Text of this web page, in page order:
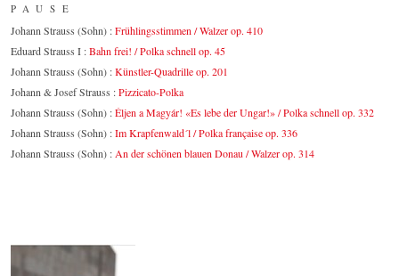
PAUSE
Johann Strauss (Sohn) :Frühlingsstimmen / Walzer op. 410
Eduard Strauss I :Bahn frei! / Polka schnell op. 45
Johann Strauss (Sohn) :Künstler-Quadrille op. 201
Johann & Josef Strauss :Pizzicato-Polka
Johann Strauss (Sohn) :Éljen a Magyár! «Es lebe der Ungar!» / Polka schnell op. 332
Johann Strauss (Sohn) :Im Krapfenwald´l / Polka française op. 336
Johann Strauss (Sohn) : An der schönen blauen Donau / Walzer op. 314